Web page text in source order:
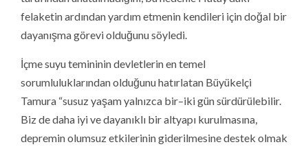
felaketin ardından yardım etmenin kendileri için doğal bir
dayanışma görevi olduğunu söyledi.
İçme suyu temininin devletlerin en temel
sorumluluklarından olduğunu hatırlatan Büyükelçi
Tamura “susuz yaşam yalnızca bir–iki gün sürdürülebilir.
Biz de daha iyi ve dayanıklı bir altyapı kurulmasına,
depremin olumsuz etkilerinin giderilmesine destek olmak